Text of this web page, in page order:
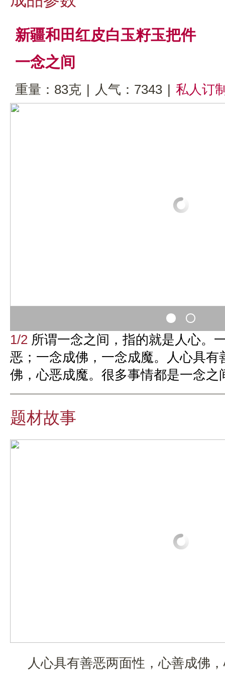
新疆和田红皮白玉籽玉把件
一念之间
重量：83克 | 人气：7343 | 私人订
1/2 所谓一念之间，指的就是人心。
恶；一念成佛，一念成魔。人心具有
佛，心恶成魔。很多事情都是一念之
题材故事
人心具有善恶两面性，心善成佛